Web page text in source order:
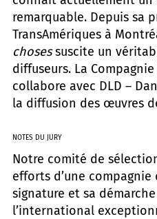
remarquable. Depuis sa
TransAmériques à
chosessuscite un
diffuseurs. La
collabore avec DLD –
la diffusion des œuvres
NOTES DU JURY
Notre comité de
efforts d’une compagnie
signature et sa
l’international